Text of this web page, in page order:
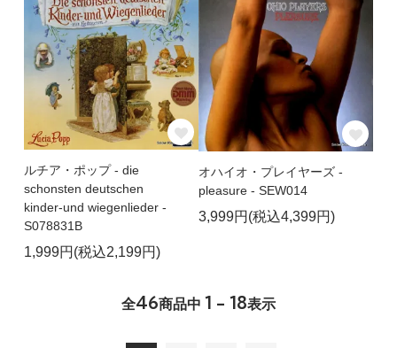
ルチア・ポップ - die
schonsten deutschen
kinder-und wiegenlieder -
S078831B
1,999円(税込2,199円)
オハイオ・プレイヤーズ -
pleasure - SEW014
3,999円(税込4,399円)
全46商品中 1 - 18表示